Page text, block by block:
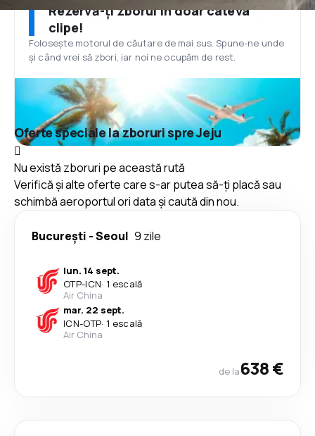
Rezervă-ți zborul în doar câteva
clipe!
Folosește motorul de căutare de mai sus. Spune-ne unde
și când vrei să zbori, iar noi ne ocupăm de rest.
Oferte speciale la zboruri spre Jeju
Nu există zboruri pe această rută
Verifică și alte oferte care s-ar putea să-ți placă sau
schimbă aeroportul ori data și caută din nou.
București -Seoul 9 zile
lun. 14 sept.
OTP-ICN· 1 escală
Air China
mar. 22 sept.
ICN-OTP· 1 escală
Air China
de la638 €